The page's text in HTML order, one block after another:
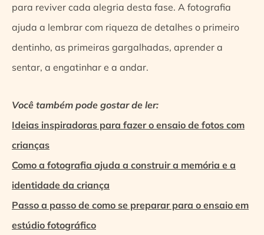
para reviver cada alegria desta fase. A fotografia
ajuda a lembrar com riqueza de detalhes o primeiro
dentinho, as primeiras gargalhadas, aprender a
sentar, a engatinhar e a andar.
Você também pode gostar de ler:
Ideias inspiradoras para fazer o ensaio de fotos com
crianças
Como a fotografia ajuda a construir a memória e a
identidade da criança
Passo a passo de como se preparar para o ensaio em
estúdio fotográfico